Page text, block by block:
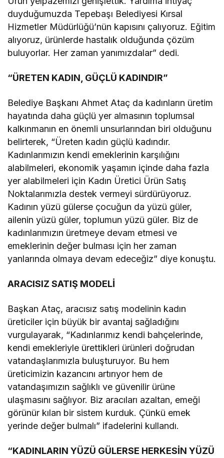
duyduğumuzda Tepebaşı Belediyesi Kırsal
Hizmetler Müdürlüğü’nün kapısını çalıyoruz. Eğitim
alıyoruz, ürünlerde hastalık olduğunda çözüm
buluyorlar. Her zaman yanımızdalar” dedi.
“ÜRETEN KADIN, GÜÇLÜ KADINDIR”
Belediye Başkanı Ahmet Ataç da kadınların üretim
hayatında daha güçlü yer almasının toplumsal
kalkınmanın en önemli unsurlarından biri olduğunu
belirterek, “Üreten kadın güçlü kadındır.
Kadınlarımızın kendi emeklerinin karşılığını
alabilmeleri, ekonomik yaşamın içinde daha fazla
yer alabilmeleri için Kadın Üretici Ürün Satış
Noktalarımızla destek vermeyi sürdürüyoruz.
Kadının yüzü gülerse çocuğun da yüzü güler,
ailenin yüzü güler, toplumun yüzü güler. Biz de
kadınlarımızın üretmeye devam etmesi ve
emeklerinin değer bulması için her zaman
yanlarında olmaya devam edeceğiz” diye konuştu.
ARACISIZ SATIŞ MODELİ
Başkan Ataç, aracısız satış modelinin kadın
üreticiler için büyük bir avantaj sağladığını
vurgulayarak, “Kadınlarımız kendi bahçelerinde,
kendi emekleriyle ürettikleri ürünleri doğrudan
vatandaşlarımızla buluşturuyor. Bu hem
üreticimizin kazancını artırıyor hem de
vatandaşımızın sağlıklı ve güvenilir ürüne
ulaşmasını sağlıyor. Biz aracıları azaltan, emeği
görünür kılan bir sistem kurduk. Çünkü emek
yerinde değer bulmalı” ifadelerini kullandı.
“KADINLARIN YÜZÜ GÜLERSE HERKESİN YÜZÜ